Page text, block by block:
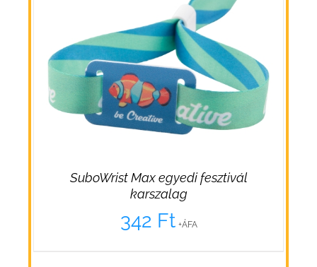
SuboWrist Max egyedi fesztivál
karszalag
342 Ft +ÁFA